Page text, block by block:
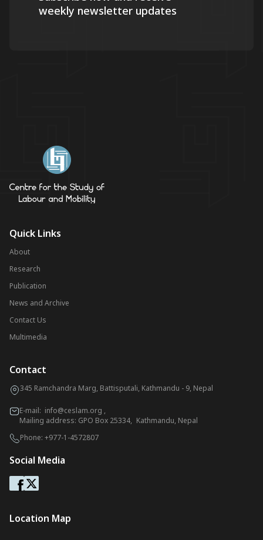
weekly newsletter updates
Quick Links
About
Research
Publication
News and Archive
Contact Us
Multimedia
Contact
345 Ramchandra Marg, Battisputali, Kathmandu - 9, Nepal
E-mail: info@ceslam.org ,
Mailing address: GPO Box 25334, Kathmandu, Nepal
Phone: +977-1-4572807
Social Media
Location Map